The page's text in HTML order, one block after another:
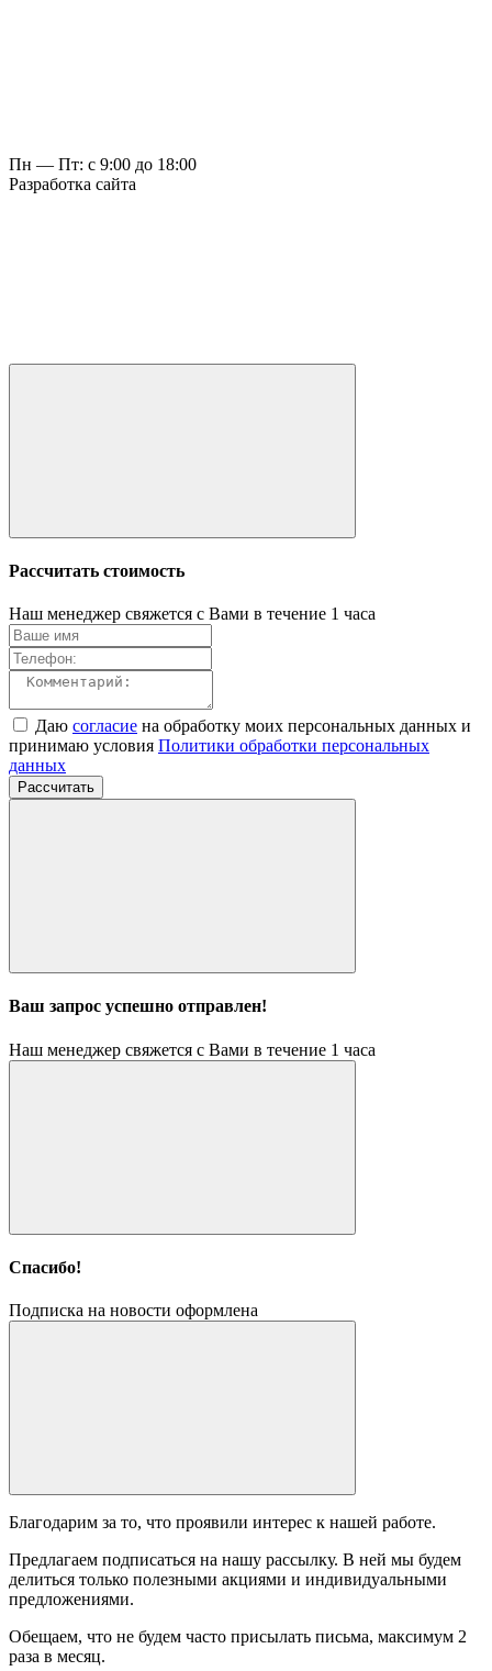
Пн — Пт: с 9:00 до 18:00
Разработка сайта
Рассчитать стоимость
Наш менеджер свяжется с Вами в течение 1 часа
Даю согласие на обработку моих персональных данных и
принимаю условия Политики обработки персональных
данных
Рассчитать
Ваш запрос успешно отправлен!
Наш менеджер свяжется с Вами в течение 1 часа
Спасибо!
Подписка на новости оформлена
Благодарим за то, что проявили интерес к нашей работе.
Предлагаем подписаться на нашу рассылку. В ней мы будем
делиться только полезными акциями и индивидуальными
предложениями.
Обещаем, что не будем часто присылать письма, максимум 2
раза в месяц.